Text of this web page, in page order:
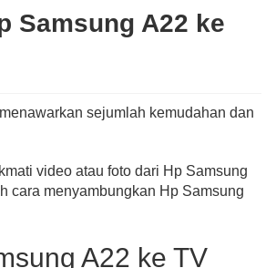
Samsung A22 ke
sejumlah kemudahan dan
video atau foto dari Hp Samsung
cara menyambungkan Hp Samsung
A22 ke TV